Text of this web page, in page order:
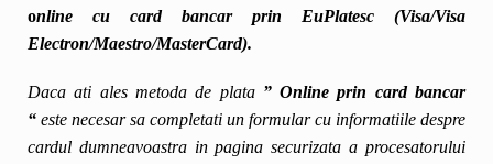
online cu card bancar prin EuPlatesc (Visa/Visa
Electron/Maestro/MasterCard).
Daca ati ales metoda de plata ” Online prin card bancar
“ este necesar sa completati un formular cu informatiile despre
cardul dumneavoastra in pagina securizata a procesatorului